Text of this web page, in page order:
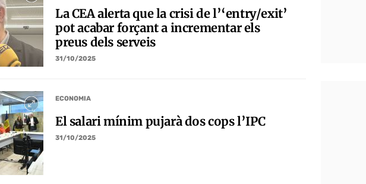
La CEA alerta que la crisi de l’‘entry/exit’
pot acabar forçant a incrementar els
preus dels serveis
31/10/2025
ECONOMIA
El salari mínim pujarà dos cops l’IPC
31/10/2025